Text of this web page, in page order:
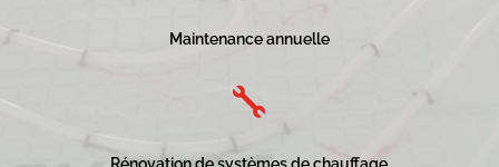
Maintenance annuelle
